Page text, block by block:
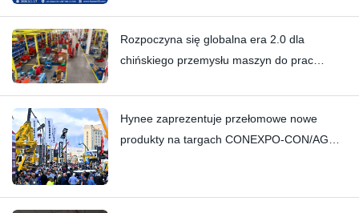
Rozpoczyna się globalna era 2.0 dla
chińskiego przemysłu maszyn do prac
Hynee zaprezentuje przełomowe nowe
produkty na targach CONEXPO-CON/AGG